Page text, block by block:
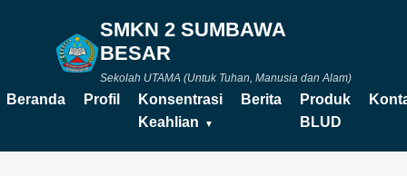
SMKN 2 SUMBAWA
BESAR
Sekolah UTAMA (Untuk Tuhan, Manusia dan Alam)
Beranda Profil
Konsentrasi
Keahlian
Berita
Produk
BLUD